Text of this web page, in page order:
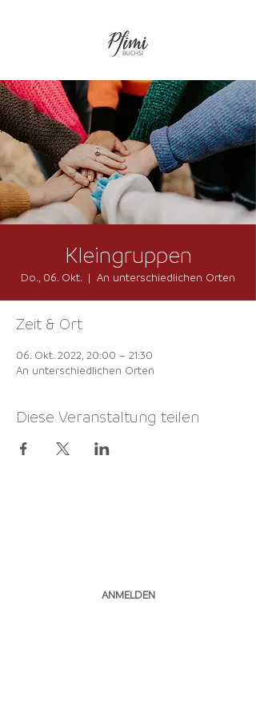
Kleingruppen
Do., 06. Okt.
  |
An unterschiedlichen Orten
Zeit & Ort
06. Okt. 2022, 20:00 – 21:30
An unterschiedlichen Orten
Diese Veranstaltung teilen
ANMELDEN